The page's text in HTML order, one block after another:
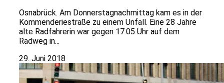
Osnabrück. Am Donnerstagnachmittag kam es in der
Kommenderiestraße zu einem Unfall. Eine 28 Jahre
alte Radfahrerin war gegen 17.05 Uhr auf dem
Radweg in...
29. Juni 2018